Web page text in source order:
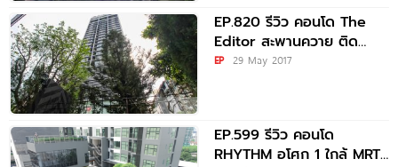
EP.820 รีวิว คอนโด The
Editor สะพานควาย ติด
รถไฟฟ้า BTS สะพานควาย
EP 29 May 2017
EP.599 รีวิว คอนโด
RHYTHM อโศก 1 ใกล้ MRT